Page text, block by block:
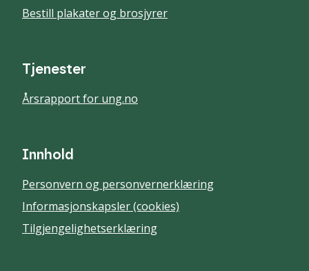
Bestill plakater og brosjyrer
Tjenester
Årsrapport for ung.no
Innhold
Personvern og personvernerklæring
Informasjonskapsler (cookies)
Tilgjengelighetserklæring